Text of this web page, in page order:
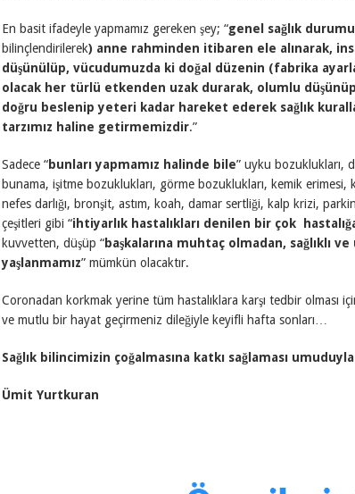
En basit ifadeyle yapmamız gereken şey; “genel sağlık
bilinçlendirilerek) anne rahminden itibaren ele alınarak,
düşünülüp, vücudumuzda ki doğal düzenin (fabrika
olacak her türlü etkenden uzak durarak, olumlu
doğru beslenip yeteri kadar hareket ederek sağlık
tarzımız haline getirmemizdir.”
Sadece “bunları yapmamız halinde bile” uyku bozuklukları,
bunama, işitme bozuklukları, görme bozuklukları, kemik erimesi,
nefes darlığı, bronşit, astım, koah, damar sertliği, kalp krizi,
çeşitleri gibi “ihtiyarlık hastalıkları denilen bir çok
kuvvetten, düşüp “başkalarına muhtaç olmadan, sağlıklı
yaşlanmamız” mümkün olacaktır.
Coronadan korkmak yerine tüm hastalıklara karşı tedbir olması için
ve mutlu bir hayat geçirmeniz dileğiyle keyifli hafta sonları…
Sağlık bilincimizin çoğalmasına katkı sağlaması
Ümit Yurtkuran